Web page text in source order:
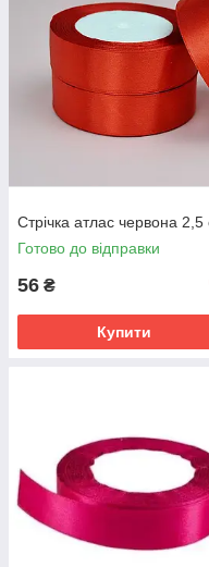
Стрічка атлас червона 2,5
Готово до відправки
56 ₴
Купити